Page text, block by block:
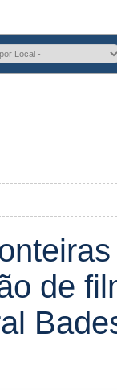
de